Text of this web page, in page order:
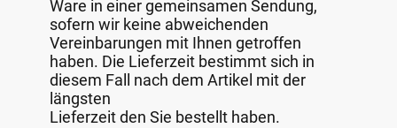
Ware in einer gemeinsamen Sendung,
sofern wir keine abweichenden
Vereinbarungen mit Ihnen getroffen
haben. Die Lieferzeit bestimmt sich in
diesem Fall nach dem Artikel mit der
längsten
Lieferzeit den Sie bestellt haben.